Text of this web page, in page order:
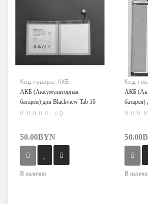
Код товара: АКБ
(Аккумуляторная
батарея) для Blackview
Tab 16 Pro
АКБ (Аккумуляторная
батарея) для Blackview Tab 16
Pro (LiU278891PVUTL)
0
50.00BYN
В наличии
Код
Tab 60
АКБ
Pro
В